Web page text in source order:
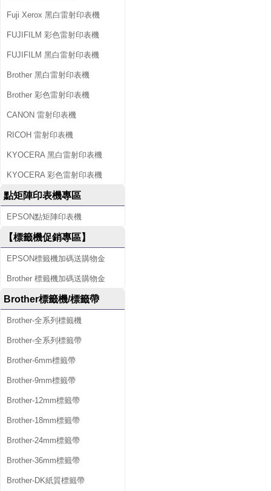
Fuji Xerox 黑白雷射印表機
FUJIFILM 彩色雷射印表機
FUJIFILM 黑白雷射印表機
Brother 黑白雷射印表機
Brother 彩色雷射印表機
CANON 雷射印表機
RICOH 雷射印表機
KYOCERA 黑白雷射印表機
KYOCERA 彩色雷射印表機
點矩陣印表機專區
EPSON點矩陣印表機
【標籤機促銷專區】
EPSON標籤機加碼送購物金
Brother 標籤機加碼送購物金
Brother標籤機/標籤帶
Brother-全系列標籤機
Brother-全系列標籤帶
Brother-6mm標籤帶
Brother-9mm標籤帶
Brother-12mm標籤帶
Brother-18mm標籤帶
Brother-24mm標籤帶
Brother-36mm標籤帶
Brother-DK紙質標籤帶